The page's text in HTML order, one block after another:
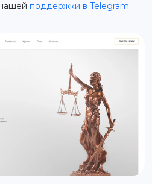
поддержки в Telegram.